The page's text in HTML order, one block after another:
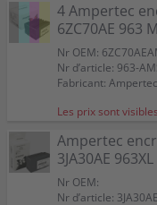
4 Ampertec
6ZC70AE 963
Nr OEM:
Nr d’article: 963-
Fabricant: Ampertec
Les prix sont
Ampertec
3JA30AE
Nr OEM:
Nr d’article: